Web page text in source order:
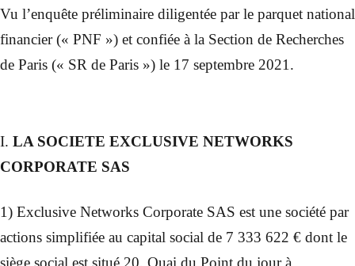
Vu l’enquête préliminaire diligentée par le parquet national
financier (« PNF ») et confiée à la Section de Recherches
de Paris (« SR de Paris ») le 17 septembre 2021.
I. LA SOCIETE EXCLUSIVE NETWORKS
CORPORATE SAS
1) Exclusive Networks Corporate SAS est une société par
actions simplifiée au capital social de 7 333 622 € dont le